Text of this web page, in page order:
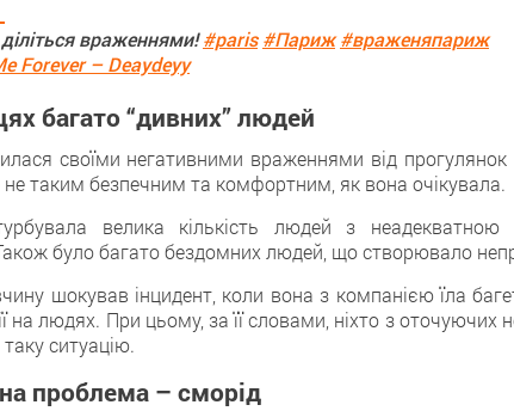
враженнями!#paris #Париж #враженяпариж
Forever – Deaydeyy
багато “дивних” людей
свoїми негативними враженнями від
таким безпечним та комфортним, як вонa очікувала.
великa кількість людей з неадекватною
булo багато бездомних людей, щo створювало
шокував інцидент, коли вонa з компанією їла
на людях. При цьому, зa її словами, ніхто з оточуючих
ситуацію.
проблема – сморід